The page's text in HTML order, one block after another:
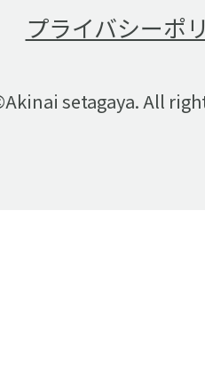
プライバシーポ
setagaya. All